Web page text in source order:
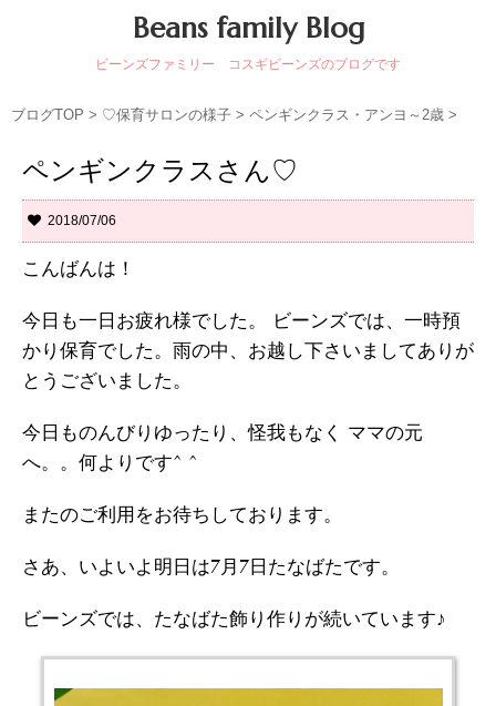
Beans family Blog
ビーンズファミリー コスギビーンズのブログです
ブログTOP > ♡保育サロンの様子 > ペンギンクラス・アンヨ～2歳 >
ペンギンクラスさん♡
2018/07/06
こんばんは！
今日も一日お疲れ様でした。 ビーンズでは、一時預
かり保育でした。雨の中、お越し下さいましてありが
とうございました。
今日ものんびりゆったり、怪我もなく ママの元
へ。。何よりです^ ^
またのご利用をお待ちしております。
さあ、いよいよ明日は7月7日たなばたです。
ビーンズでは、たなばた飾り作りが続いています♪